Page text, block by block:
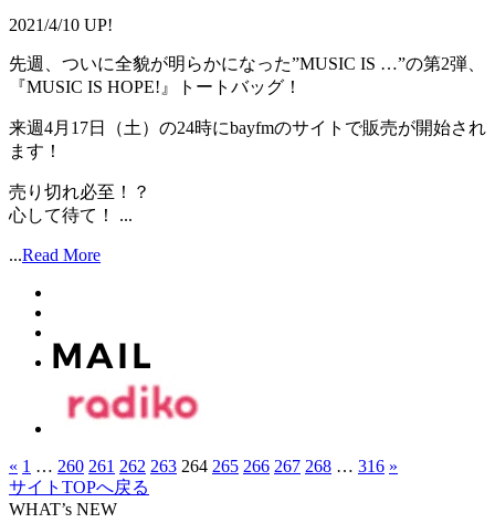
2021/4/10 UP!
先週、ついに全貌が明らかになった”MUSIC IS …”の第2弾、
『MUSIC IS HOPE!』トートバッグ！
来週4月17日（土）の24時にbayfmのサイトで販売が開始され
ます！
売り切れ必至！？
心して待て！ ...
...Read More
« 1 … 260 261 262 263 264 265 266 267 268 … 316 »
サイトTOPへ戻る
WHAT’s NEW